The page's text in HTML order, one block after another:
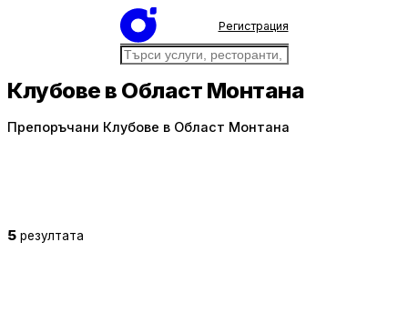
Регистрация
Клубове в Област Монтана
Препоръчани Клубове в Област Монтана
5 резултата